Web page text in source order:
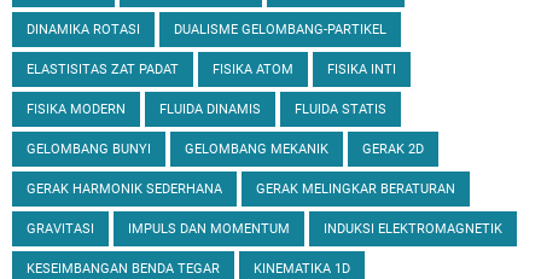
DINAMIKA ROTASI DUALISME GELOMBANG-PARTIKEL
ELASTISITAS ZAT PADAT FISIKA ATOM FISIKA INTI
FISIKA MODERN FLUIDA DINAMIS FLUIDA STATIS
GELOMBANG BUNYI GELOMBANG MEKANIK GERAK 2D
GERAK HARMONIK SEDERHANA GERAK MELINGKAR BERATURAN
GRAVITASI IMPULS DAN MOMENTUM INDUKSI ELEKTROMAGNETIK
KESEIMBANGAN BENDA TEGAR KINEMATIKA 1D